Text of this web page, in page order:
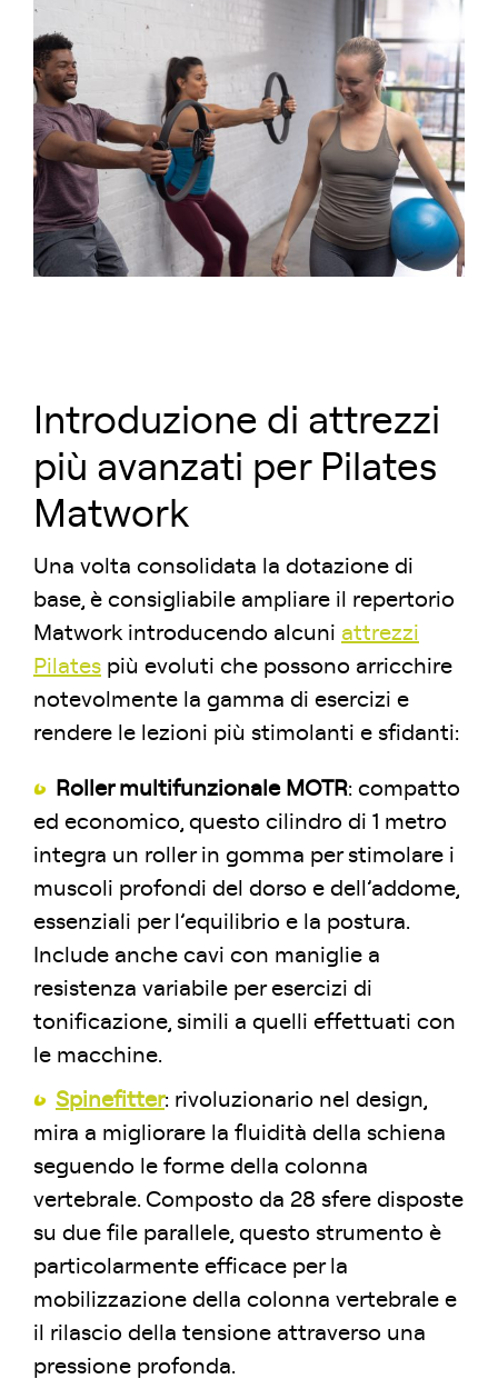
Introduzione di attrezzi
più avanzati per Pilates
Matwork
Una volta consolidata la dotazione di
base, è consigliabile ampliare il repertorio
Matwork introducendo alcuni attrezzi
Pilates più evoluti che possono arricchire
notevolmente la gamma di esercizi e
rendere le lezioni più stimolanti e sfidanti:
Roller multifunzionale MOTR: compatto
ed economico, questo cilindro di 1 metro
integra un roller in gomma per stimolare i
muscoli profondi del dorso e dell’addome,
essenziali per l’equilibrio e la postura.
Include anche cavi con maniglie a
resistenza variabile per esercizi di
tonificazione, simili a quelli effettuati con
le macchine.
Spinefitter: rivoluzionario nel design,
mira a migliorare la fluidità della schiena
seguendo le forme della colonna
vertebrale. Composto da 28 sfere disposte
su due file parallele, questo strumento è
particolarmente efficace per la
mobilizzazione della colonna vertebrale e
il rilascio della tensione attraverso una
pressione profonda.